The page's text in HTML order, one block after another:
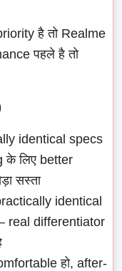
है तो Realme
पहले है तो
identical specs
लिए better
सस्ता
identical
real differentiator
हो, after-